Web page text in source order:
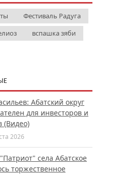
Фестиваль Радуга
вспашка зяби
Абатский округ
для инвесторов и
(Видео)
2026
села Абатское
торжественное